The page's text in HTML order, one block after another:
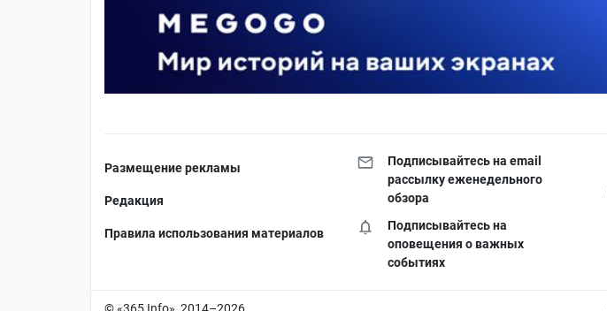
Размещение рекламы
Редакция
Правила использования материалов
Подписывайтесь на email
рассылку еженедельного
обзора
Подписывайтесь на
оповещения о важных
событиях